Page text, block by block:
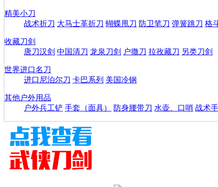
精美小刀
战术折刀 大马士革折刀 蝴蝶甩刀 防卫笔刀 弹簧跳刀 格
收藏刀剑
唐刀汉剑 中国清刀 龙泉刀剑 户撒刀 拉孜藏刀 另类刀剑
世界进口名刀
进口尼泊尔刀 卡巴系列 美国冷钢
其他户外用品
户外兵工铲 手套（面具） 防身腰带刀 水壶、口哨 战术